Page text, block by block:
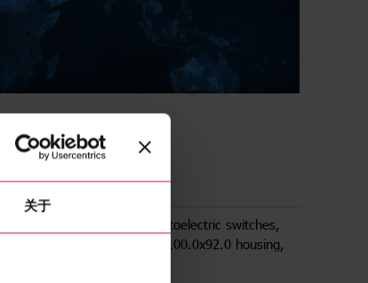
关于
for retro-reflective photoelectric switches,
on Distance 1.20 , 100.0x100.0x92.0 housing,